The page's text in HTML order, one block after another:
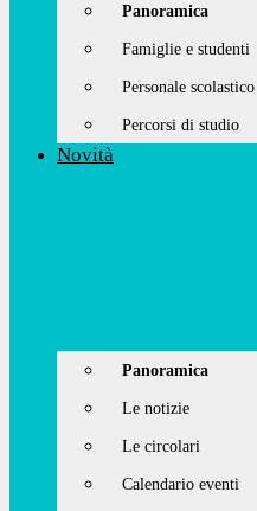
Panoramica
Famiglie e studenti
Personale scolastico
Percorsi di studio
Novità
Panoramica
Le notizie
Le circolari
Calendario eventi